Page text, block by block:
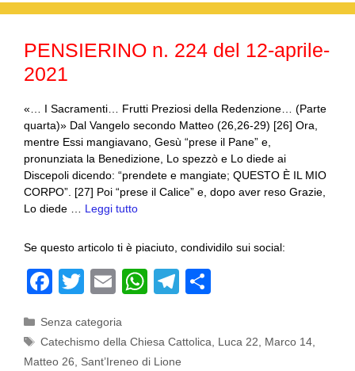
o
o
k
p
p
m di
PENSIERINO n. 224 del 12-aprile-
2021
«… I Sacramenti… Frutti Preziosi della Redenzione… (Parte
quarta)» Dal Vangelo secondo Matteo (26,26-29) [26] Ora,
mentre Essi mangiavano, Gesù “prese il Pane” e,
pronunziata la Benedizione, Lo spezzò e Lo diede ai
Discepoli dicendo: “prendete e mangiate; QUESTO È IL MIO
CORPO”. [27] Poi “prese il Calice” e, dopo aver reso Grazie,
Lo diede … Leggi tutto
Se questo articolo ti è piaciuto, condividilo sui social:
F
c
e
T
tt
er
E
ail
W
s
T
e
gr
n
di
Categorie
Senza categoria
Tag
Catechismo della Chiesa Cattolica Luca 22 Marco 14
Matteo 26
Sant’Ireneo di Lione